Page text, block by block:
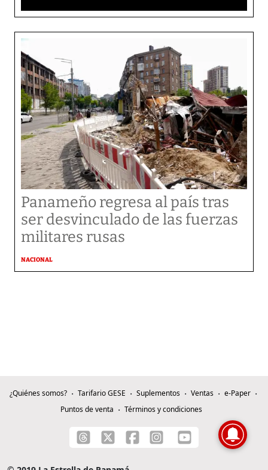
Panameño regresa al país tras
ser desvinculado de las fuerzas
militares rusas
NACIONAL
¿Quiénes somos? Tarifario GESE Suplementos Ventas
e-Paper
Puntos de venta
Términos y condiciones